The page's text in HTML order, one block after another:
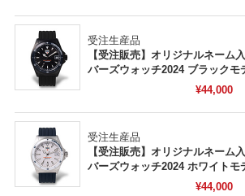
受注生産品
【受注販売】オリジナルネーム
バーズウォッチ2024 ブラックモ
¥44,000
受注生産品
【受注販売】オリジナルネーム
バーズウォッチ2024 ホワイトモ
¥44,000